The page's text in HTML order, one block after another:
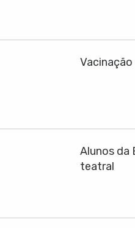
Alunos da
teatral